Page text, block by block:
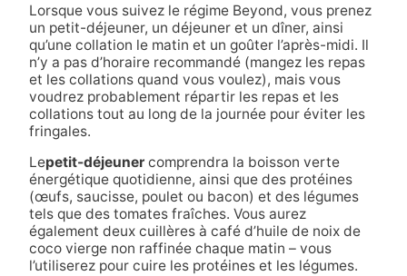
Lorsque vous suivez le régime Beyond, vous prenez
un petit-déjeuner, un déjeuner et un dîner, ainsi
qu’une collation le matin et un goûter l’après-midi. Il
n’y a pas d’horaire recommandé (mangez les repas
et les collations quand vous voulez), mais vous
voudrez probablement répartir les repas et les
collations tout au long de la journée pour éviter les
fringales.
Lepetit-déjeunercomprendra la boisson verte
énergétique quotidienne, ainsi que des protéines
(œufs, saucisse, poulet ou bacon) et des légumes
tels que des tomates fraîches. Vous aurez
également deux cuillères à café d’huile de noix de
coco vierge non raffinée chaque matin – vous
l’utiliserez pour cuire les protéines et les légumes.